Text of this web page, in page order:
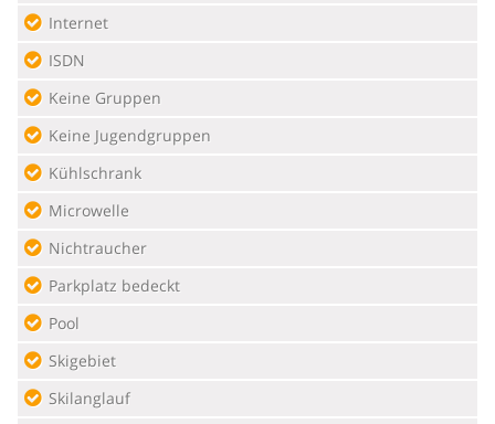
Internet
ISDN
Keine Gruppen
Keine Jugendgruppen
Kühlschrank
Microwelle
Nichtraucher
Parkplatz bedeckt
Pool
Skigebiet
Skilanglauf